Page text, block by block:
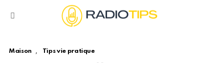
Maison , Tips vie pratique